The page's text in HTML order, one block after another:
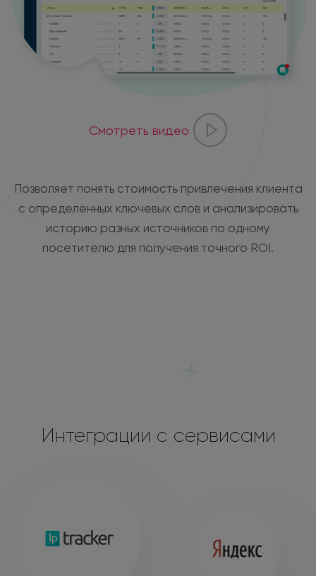
Смотреть видео
Позволяет понять стоимость привлечения клиента
с определенных ключевых слов и анализировать
историю разных источников по одному
посетителю для получения точного ROI.
Интеграции с сервисами